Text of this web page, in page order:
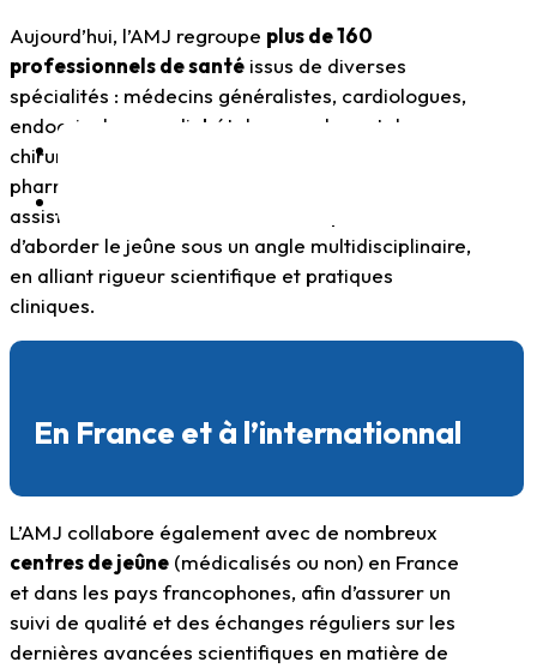
Aujourd’hui, l’AMJ regroupe plus de 160
professionnels de santé issus de diverses
spécialités : médecins généralistes, cardiologues,
endocrinologues, diabétologues, rhumatologues,
chirurgiens, pédiatres, biologistes, mais aussi
pharmaciens, infirmiers, kinésithérapeutes et
assistants sociaux. Cette diversité permet
d’aborder le jeûne sous un angle multidisciplinaire,
en alliant rigueur scientifique et pratiques
cliniques.
En France et à l’internationnal
L’AMJ collabore également avec de nombreux
centres de jeûne (médicalisés ou non) en France
et dans les pays francophones, afin d’assurer un
suivi de qualité et des échanges réguliers sur les
dernières avancées scientifiques en matière de